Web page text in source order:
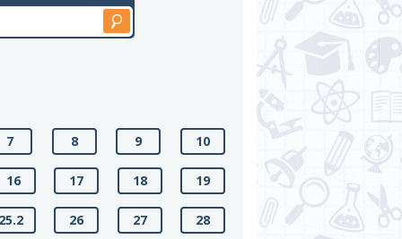
7 8 9 10
16 17 18 19
26 27 28